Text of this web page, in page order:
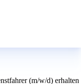
(m/w/d) erhalten